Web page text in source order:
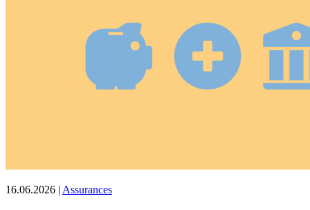
16.06.2026 | Assurances